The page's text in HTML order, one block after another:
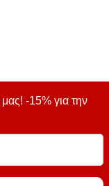
-15% για την